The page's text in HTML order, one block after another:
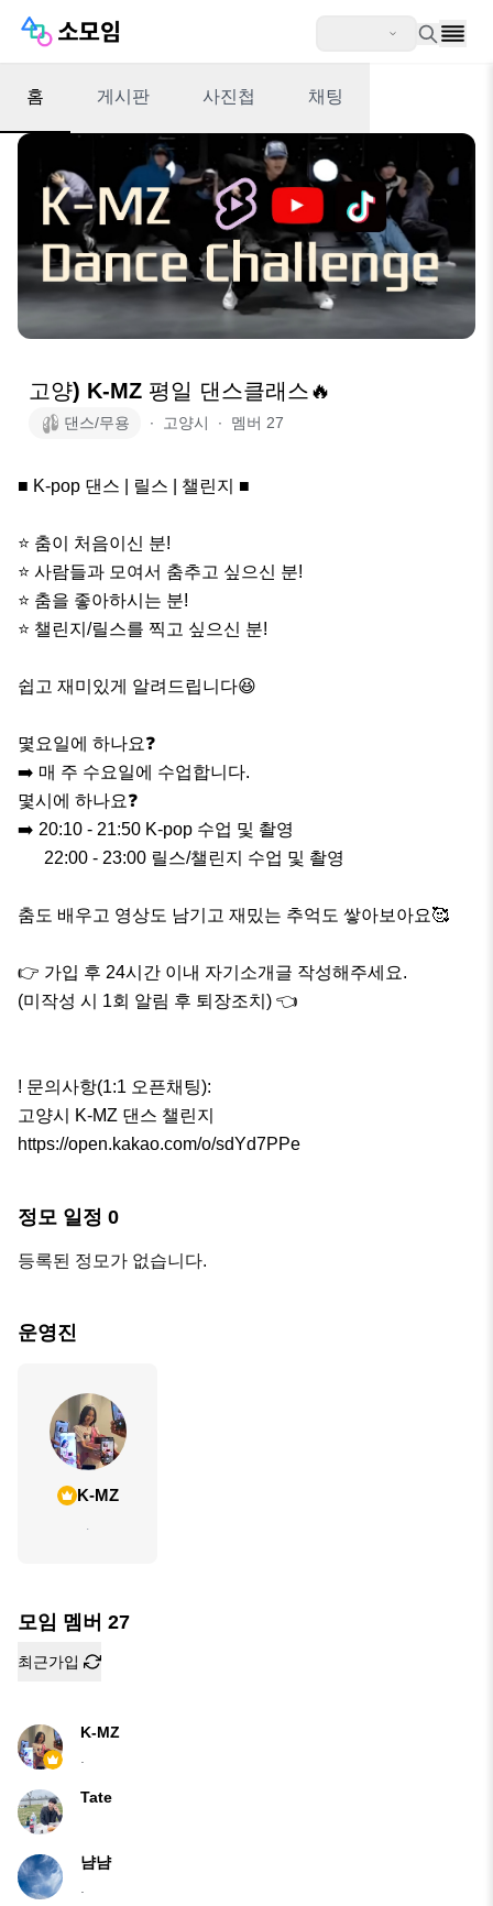
홈 게시판 사진첩 채팅
고양) K-MZ 평일 댄스클래스🔥
댄스/무용 ∙ 고양시 ∙ 멤버 27
■ K-pop 댄스 | 릴스 | 챌린지 ■
⭐️ 춤이 처음이신 분!
⭐️ 사람들과 모여서 춤추고 싶으신 분!
⭐️ 춤을 좋아하시는 분!
⭐️ 챌린지/릴스를 찍고 싶으신 분!
쉽고 재미있게 알려드립니다😆
몇요일에 하나요❓️
➡️ 매 주 수요일에 수업합니다.
몇시에 하나요❓️
➡️ 20:10 - 21:50 K-pop 수업 및 촬영
춤도 배우고 영상도 남기고 재밌는 추억도 쌓아보아요🥰
👉 가입 후 24시간 이내 자기소개글 작성해주세요.
(미작성 시 1회 알림 후 퇴장조치) 👈
! 문의사항(1:1 오픈채팅):
고양시 K-MZ 댄스 챌린지
https://open.kakao.com/o/sdYd7PPe
정모 일정 0
등록된 정모가 없습니다.
운영진
K-MZ
.
모임 멤버 27
최근가입
K-MZ
Tate
냠냠